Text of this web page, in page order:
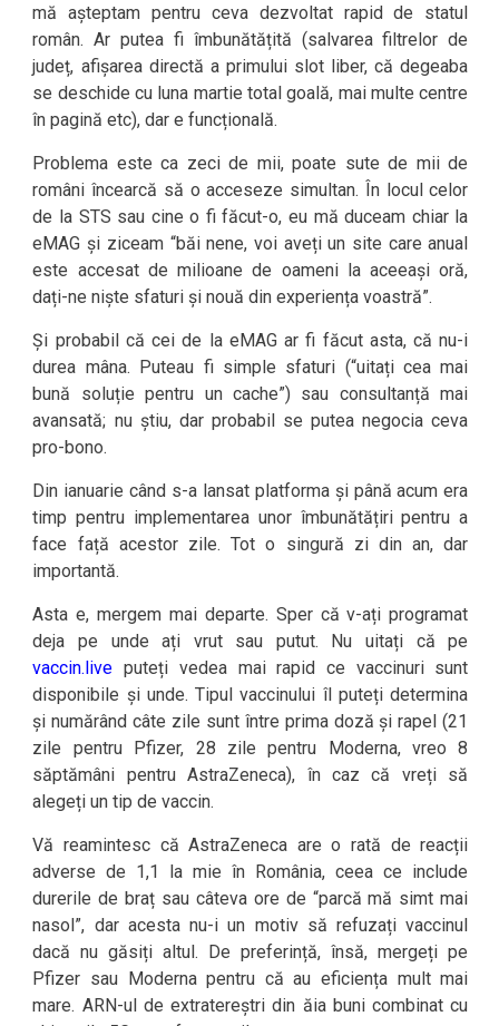
mă așteptam pentru ceva dezvoltat rapid de statul
român. Ar putea fi îmbunătățită (salvarea filtrelor de
județ, afișarea directă a primului slot liber, că degeaba
se deschide cu luna martie total goală, mai multe centre
în pagină etc), dar e funcțională.
Problema este ca zeci de mii, poate sute de mii de
români încearcă să o acceseze simultan. În locul celor
de la STS sau cine o fi făcut-o, eu mă duceam chiar la
eMAG și ziceam “băi nene, voi aveți un site care anual
este accesat de milioane de oameni la aceeași oră,
dați-ne niște sfaturi și nouă din experiența voastră”.
Și probabil că cei de la eMAG ar fi făcut asta, că nu-i
durea mâna. Puteau fi simple sfaturi (“uitați cea mai
bună soluție pentru un cache”) sau consultanță mai
avansată; nu știu, dar probabil se putea negocia ceva
pro-bono.
Din ianuarie când s-a lansat platforma și până acum era
timp pentru implementarea unor îmbunătățiri pentru a
face față acestor zile. Tot o singură zi din an, dar
importantă.
Asta e, mergem mai departe. Sper că v-ați programat
deja pe unde ați vrut sau putut. Nu uitați că pe
vaccin.live puteți vedea mai rapid ce vaccinuri sunt
disponibile și unde. Tipul vaccinului îl puteți determina
și numărând câte zile sunt între prima doză și rapel (21
zile pentru Pfizer, 28 zile pentru Moderna, vreo 8
săptămâni pentru AstraZeneca), în caz că vreți să
alegeți un tip de vaccin.
Vă reamintesc că AstraZeneca are o rată de reacții
adverse de 1,1 la mie în România, ceea ce include
durerile de braț sau câteva ore de “parcă mă simt mai
nasol”, dar acesta nu-i un motiv să refuzați vaccinul
dacă nu găsiți altul. De preferință, însă, mergeți pe
Pfizer sau Moderna pentru că au eficiența mult mai
mare. ARN-ul de extratereștri din ăia buni combinat cu